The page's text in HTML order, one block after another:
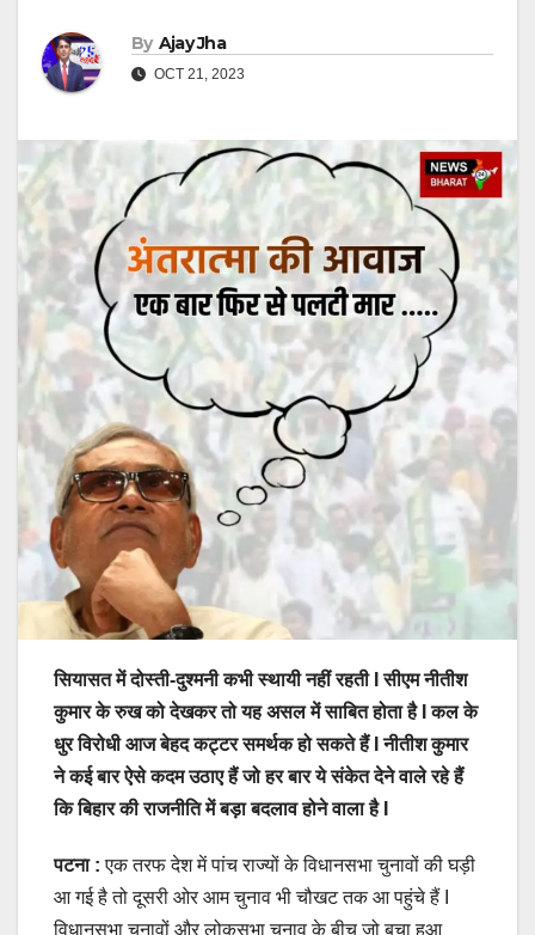
By Ajay Jha
OCT 21, 2023
सियासत में दोस्ती-दुश्मनी कभी स्थायी नहीं रहती I सीएम नीतीश
कुमार के रुख को देखकर तो यह असल में साबित होता है I कल के
धुर विरोधी आज बेहद कट्टर समर्थक हो सकते हैं I नीतीश कुमार
ने कई बार ऐसे कदम उठाए हैं जो हर बार ये संकेत देने वाले रहे हैं
कि बिहार की राजनीति में बड़ा बदलाव होने वाला है I
पटना : एक तरफ देश में पांच राज्यों के विधानसभा चुनावों की घड़ी
आ गई है तो दूसरी ओर आम चुनाव भी चौखट तक आ पहुंचे हैं I
विधानसभा चुनावों और लोकसभा चुनाव के बीच जो बचा हुआ